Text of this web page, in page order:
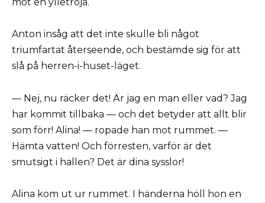
Anton insåg att det inte skulle bli något
triumfartat återseende, och bestämde sig för att
slå på herren-i-huset-läget.
— Nej, nu räcker det! Är jag en man eller vad? Jag
har kommit tillbaka — och det betyder att allt blir
som förr! Alina! — ropade han mot rummet. —
Hämta vatten! Och förresten, varför är det
smutsigt i hallen? Det är dina sysslor!
Alina kom ut ur rummet. I händerna höll hon en